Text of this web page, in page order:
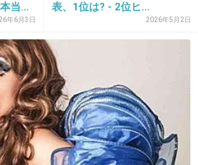
だ((((( ；ﾟДﾟ)))))
た感じの表情が怖い....
当...
年6月3日
表、1位は? - 2位ヒ...
2026年5月2日